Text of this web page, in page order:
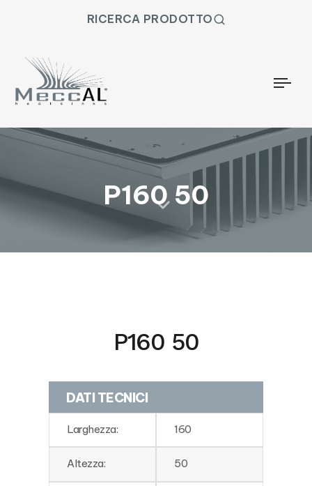
RICERCA PRODOTTO
P160 50
P160 50
DATI TECNICI
Larghezza: 160
Altezza: 50